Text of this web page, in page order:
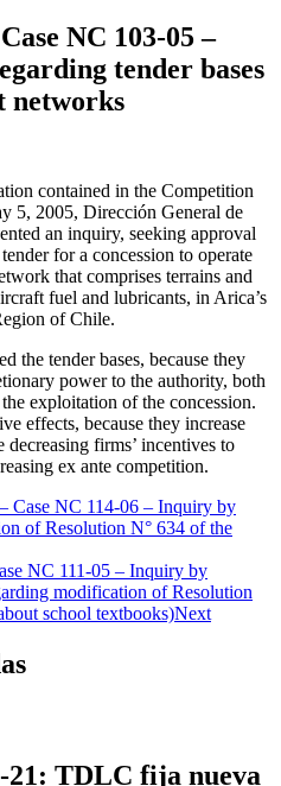
NC 103-05 –
tender bases
networks
contained in the Competition
5, 2005, Dirección General de
an inquiry, seeking approval
for a concession to operate
that comprises terrains and
fuel and lubricants, in Arica’s
of Chile.
the tender bases, because they
power to the authority, both
exploitation of the concession.
effects, because they increase
firms’ incentives to
ex ante competition.
Case NC 114-06 – Inquiry by
of Resolution N° 634 of the
NC 111-05 – Inquiry by
modification of Resolution
school textbooks)Next
21: TDLC fija nueva